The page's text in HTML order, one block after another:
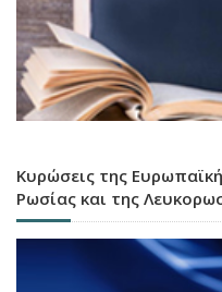
Κυρώσεις της
Ρωσίας και της